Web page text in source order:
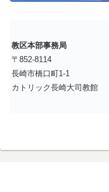
教区本部事務局
〒852-8114
長崎市橋口町1-1
カトリック長崎大司教館